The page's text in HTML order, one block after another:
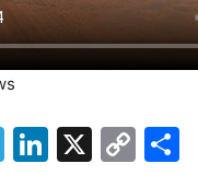
Telegram
LinkedIn
X